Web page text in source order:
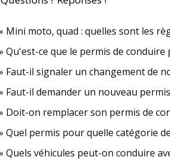
Mini moto, quad : quelles sont les
Qu'est-ce que le permis de
Faut-il signaler un changement de
Faut-il demander un nouveau
Doit-on remplacer son permis de
Quel permis pour quelle catégorie
Quels véhicules peut-on conduire